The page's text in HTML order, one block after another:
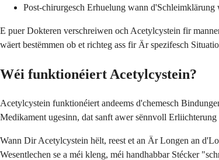
Post-chirurgesch Erhuelung wann d'Schleimklärung
E puer Dokteren verschreiwen och Acetylcystein fir
wäert bestëmmen ob et richteg ass fir Är spezifesch
Wéi funktionéiert Acetylcystein?
Acetylcystein funktionéiert andeems d'chemesch
Medikament ugesinn, dat sanft awer sënnvoll
Wann Dir Acetylcystein hëlt, reest et an Är Longen an
Wesentlechen se a méi kleng, méi handhabbar Stécker